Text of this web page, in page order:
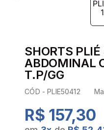
SHORTS
ABDOMINAL
T.P/GG
CÓD -PLIE50412
R$ 157,30